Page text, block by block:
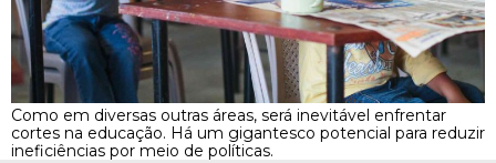
Como em diversas outras áreas, será inevitável enfrentar
cortes na educação. Há um gigantesco potencial para reduzir
ineficiências por meio de políticas.